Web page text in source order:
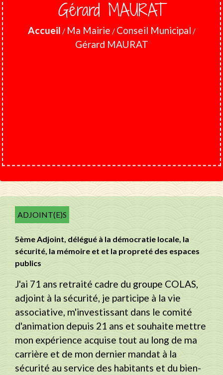
Gérard MAURAT
Accueil / Ma Mairie / Conseil Municipal /
Gérard MAURAT
ADJOINT(E)S
5ème Adjoint, délégué à la démocratie locale, la
sécurité, la mémoire et et la propreté des espaces
publics
J'ai 71 ans retraité cadre du groupe COLAS,
adjoint à la sécurité, je participe à la vie
associative, m'investissant dans le comité
d'animation depuis 21 ans et souhaite mettre
mon expérience acquise tout au long de ma
carrière et de mon dernier mandat à la
sécurité au service des habitants et du bien-